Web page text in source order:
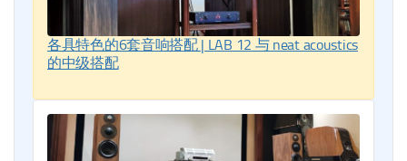
各具特色的6套音响搭配 | LAB 12 与 neat acoustics
的中级搭配